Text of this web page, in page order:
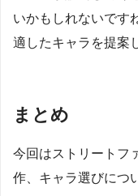
いかもしれないです
適したキャラを提案
まとめ
今回はストリートフ
作、キャラ選びにつ